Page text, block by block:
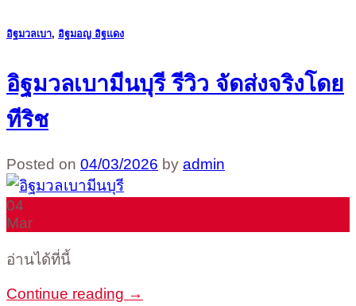
อิฐมวลเบา, อิฐมอญ อิฐแดง
อิฐมวลเบามีนบุรี รีวิว จัดส่งจริงโดย
ทีริช
Posted on 04/03/2026 by admin
04
Mar
อ่านได้ที่นี้
Continue reading →